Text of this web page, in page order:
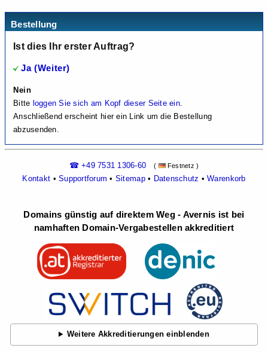
Bestellung
Ist dies Ihr erster Auftrag?
Ja (Weiter)
Nein
Bitte loggen Sie sich am Kopf dieser Seite ein.
Anschließend erscheint hier ein Link um die Bestellung
abzusenden.
☎ +49 7531 1306-60 ( Festnetz )
Kontakt •Supportforum • Sitemap• Datenschutz •Warenkorb
Domains günstig auf direktem Weg - Avernis ist bei
namhaften Domain-Vergabestellen akkreditiert
Weitere Akkreditierungen einblenden